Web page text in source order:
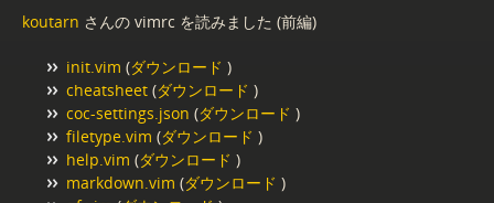
koutarn さんの vimrc を読みました (前編)
init.vim (ダウンロード )
cheatsheet (ダウンロード )
coc-settings.json (ダウンロード )
filetype.vim (ダウンロード )
help.vim (ダウンロード )
markdown.vim (ダウンロード )